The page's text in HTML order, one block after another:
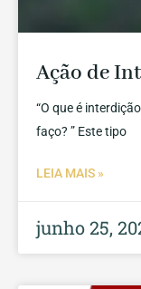
Ação de
“O que é
faço? ” Este tipo
LEIA MAIS »
junho 25,